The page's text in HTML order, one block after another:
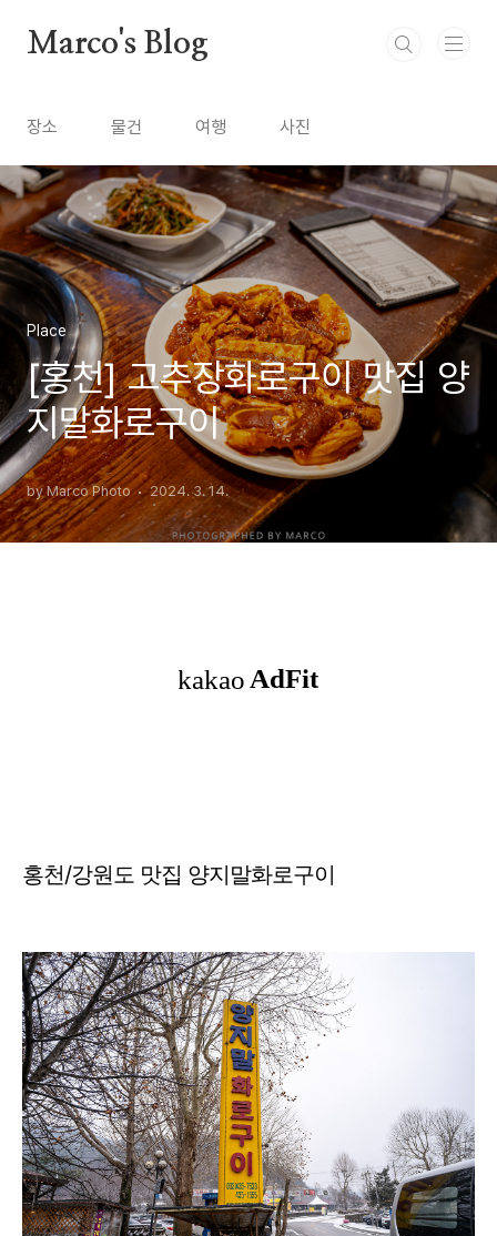
Marco's Blog
장소 물건 여행 사진
Place
[홍천] 고추장화로구이 맛집 양
지말화로구이
by Marco Photo 2024. 3. 14.
홍천/강원도 맛집 양지말화로구이